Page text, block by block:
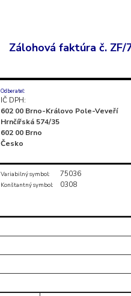
Zálohová faktúra č. ZF/
Odberateľ:
IČ DPH:
602 00 Brno-Královo Pole-Veveří
Hrnčířská 574/35
602 00 Brno
Česko
Variabilný symbol: 75036
Konštantný symbol: 0308